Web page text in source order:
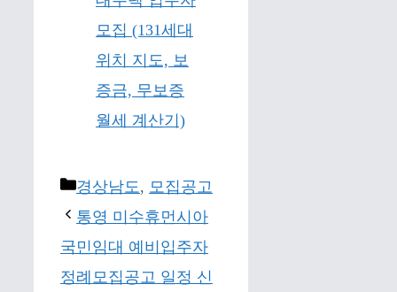
모집 (131세대
위치 지도, 보
증금, 무보증
월세 계산기)
Categories
경상남도 , 모집공고
통영 미수휴먼시아
국민임대 예비입주자
정례모집공고 일정 신